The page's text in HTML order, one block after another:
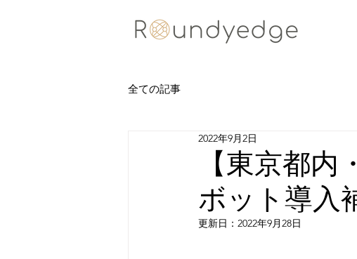
全ての記事
【東京都
ボット導入
2022年9月2日
更新日： 2022年9月28日